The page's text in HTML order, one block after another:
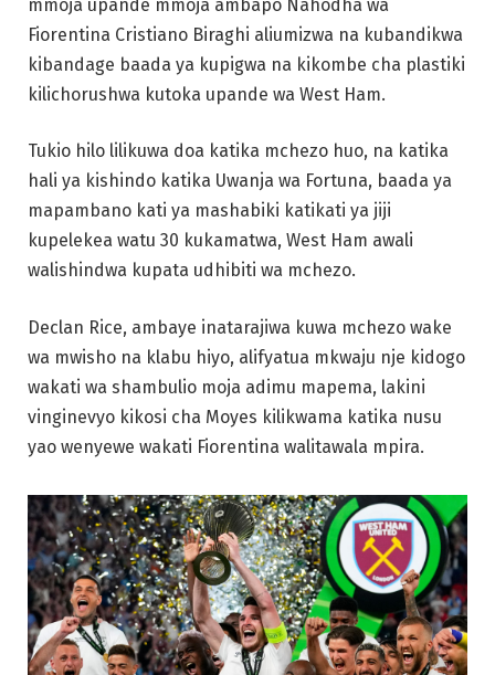
mmoja upande mmoja ambapo Nahodha wa
Fiorentina Cristiano Biraghi aliumizwa na kubandikwa
kibandage baada ya kupigwa na kikombe cha plastiki
kilichorushwa kutoka upande wa West Ham.
Tukio hilo lilikuwa doa katika mchezo huo, na katika
hali ya kishindo katika Uwanja wa Fortuna, baada ya
mapambano kati ya mashabiki katikati ya jiji
kupelekea watu 30 kukamatwa, West Ham awali
walishindwa kupata udhibiti wa mchezo.
Declan Rice, ambaye inatarajiwa kuwa mchezo wake
wa mwisho na klabu hiyo, alifyatua mkwaju nje kidogo
wakati wa shambulio moja adimu mapema, lakini
vinginevyo kikosi cha Moyes kilikwama katika nusu
yao wenyewe wakati Fiorentina walitawala mpira.